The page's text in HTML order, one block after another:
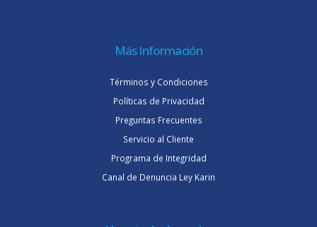
Más Información
Términos y Condiciones
Políticas de Privacidad
Preguntas Frecuentes
Servicio al Cliente
Programa de Integridad
Canal de Denuncia Ley Karin